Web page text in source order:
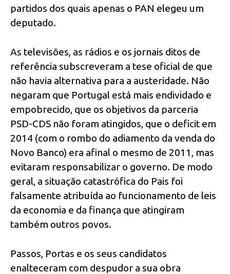
partidos dos quais apenas o PAN elegeu um
deputado.
As televisões, as rádios e os jornais ditos de
referência subscreveram a tese oficial de que
não havia alternativa para a austeridade. Não
negaram que Portugal está mais endividado e
empobrecido, que os objetivos da parceria
PSD-CDS não foram atingidos, que o deficit em
2014 (com o rombo do adiamento da venda do
Novo Banco) era afinal o mesmo de 2011, mas
evitaram responsabilizar o governo. De modo
geral, a situação catastrófica do Pais foi
falsamente atribuída ao funcionamento de leis
da economia e da finança que atingiram
também outros povos.
Passos, Portas e os seus candidatos
enalteceram com despudor a sua obra